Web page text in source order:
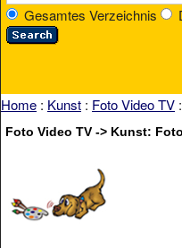
Gesamtes Verzeichnis
Home : Kunst : Foto Video TV
Foto Video TV -> Kunst: